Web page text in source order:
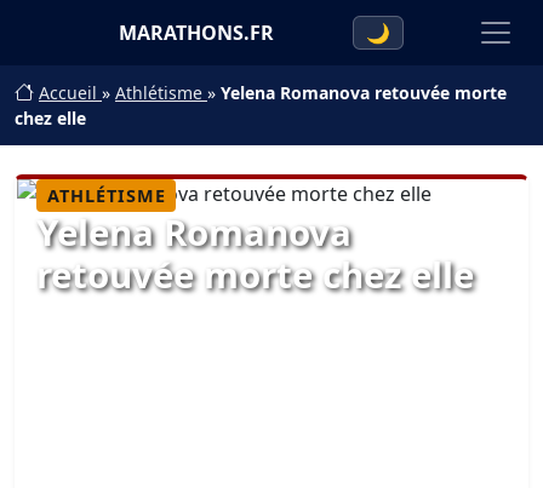
MARATHONS.FR 🌙
Accueil » Athlétisme » Yelena Romanova retouvée morte
chez elle
ATHLÉTISME
Yelena Romanova
retouvée morte chez elle